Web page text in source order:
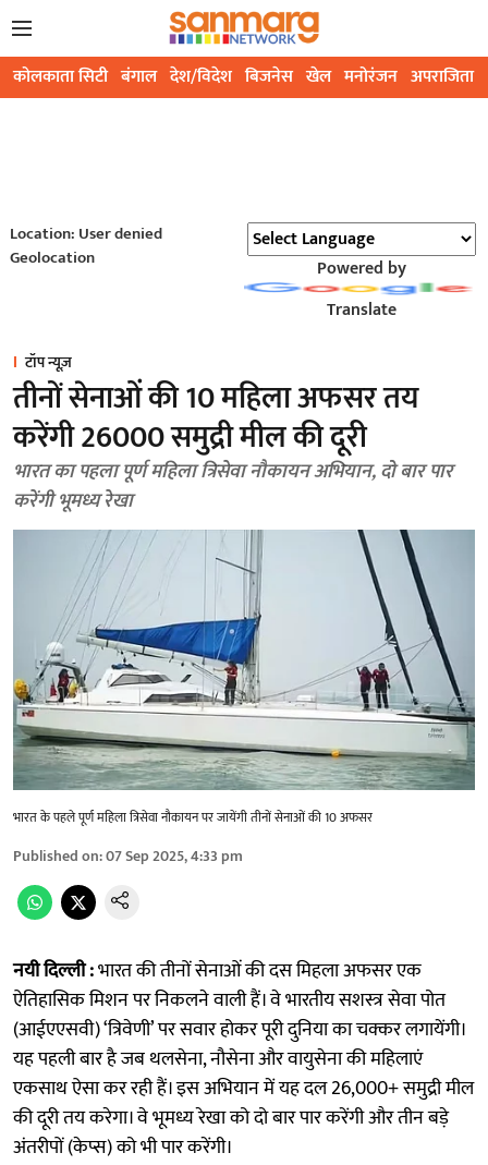
कोलकाता सिटी बंगाल देश/विदेश बिजनेस खेल मनोरंजन अपराजिता
Location: User denied
Geolocation
Powered by
Translate
टॉप न्यूज़
तीनों सेनाओं की 10 महिला अफसर तय
करेंगी 26000 समुद्री मील की दूरी
भारत का पहला पूर्ण महिला त्रिसेवा नौकायन अभियान, दो बार पार
करेंगी भूमध्य रेखा
भारत के पहले पूर्ण महिला त्रिसेवा नौकायन पर जायेंगी तीनों सेनाओं की 10 अफसर
Published on:07 Sep 2025, 4:33 pm
नयी दिल्ली :भारत की तीनों सेनाओं की दस मिहला अफसर एक
ऐतिहासिक मिशन पर निकलने वाली हैं। वे भारतीय सशस्त्र सेवा पोत
(आईएएसवी) ‘त्रिवेणी’ पर सवार होकर पूरी दुनिया का चक्कर लगायेंगी।
यह पहली बार है जब थलसेना, नौसेना और वायुसेना की महिलाएं
एकसाथ ऐसा कर रही हैं। इस अभियान में यह दल 26,000+ समुद्री मील
की दूरी तय करेगा। वे भूमध्य रेखा को दो बार पार करेंगी और तीन बड़े
अंतरीपों (केप्स) को भी पार करेंगी।